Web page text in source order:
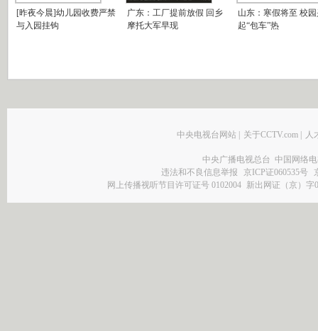
[昨夜今晨]幼儿园收费严禁
与入园挂钩
广东：工厂提前放假 回乡
摩托大军早现
山东：寒假将至 校
起“包车”热
中央电视台网站 | 关于CCTV.com | 人
中央广播电视总台 中国网络
违法和不良信息举报
京ICP证060535号
网上传播视听节目许可证号 0102004 新出网证（京）